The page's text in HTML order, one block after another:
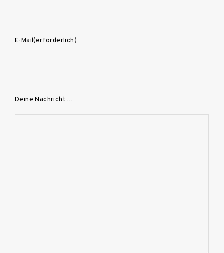
E-Mail(erforderlich)
Deine Nachricht …